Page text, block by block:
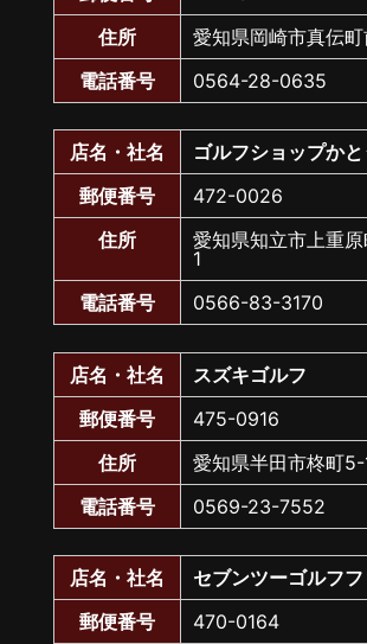
住所
愛知県岡崎市真伝
電話番号
0564-28-0635
店名・社名
ゴルフショップか
郵便番号
472-0026
住所
愛知県知立市上重
1
電話番号
0566-83-3170
店名・社名
スズキゴルフ
郵便番号
475-0916
住所
愛知県半田市柊町
電話番号
0569-23-7552
店名・社名
セブンツーゴルフ
郵便番号
470-0164